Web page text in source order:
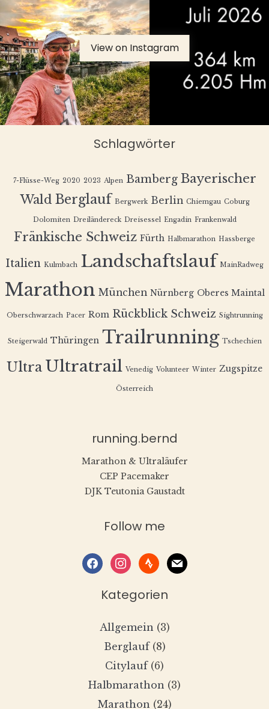
View on Instagram
Schlagwörter
7-Flüsse-Weg 2020 2023 Alpen Bamberg Bayerischer
Wald Berglauf Bergwerk Berlin Chiemgau Coburg
Dolomiten Dreiländereck Dreisessel Engadin Frankenwald
Fränkische Schweiz Fürth Halbmarathon Hassberge
Italien Kulmbach Landschaftslauf MainRadweg
Marathon München Nürnberg Oberes Maintal
Oberschwarzach Pacer Rom Rückblick Schweiz Sightrunning
Steigerwald Thüringen Trailrunning Tschechien
Ultra Ultratrail Venedig Volunteer Winter Zugspitze
Österreich
running.bernd
Marathon & Ultraläufer
CEP Pacemaker
DJK Teutonia Gaustadt
Follow me
facebookinstagram
stravamail
Kategorien
Allgemein (3)
Berglauf(8)
Citylauf(6)
Halbmarathon (3)
Marathon (24)